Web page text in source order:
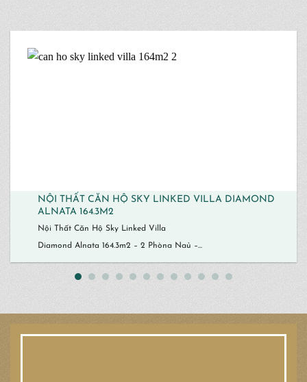
NỘI THẤT CĂN HỘ SKY LINKED VILLA DIAMOND
ALNATA 164.3M2
Nội Thất Căn Hộ Sky Linked Villa
Diamond Alnata 164.3m2 – 2 Phòng Ngủ –...